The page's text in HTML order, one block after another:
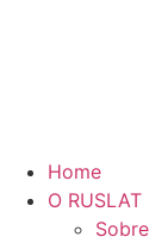
Home
O RUSLAT
Sobre